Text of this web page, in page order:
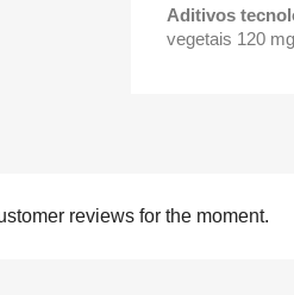
Aditivos
vegetais 120
reviews for the moment.